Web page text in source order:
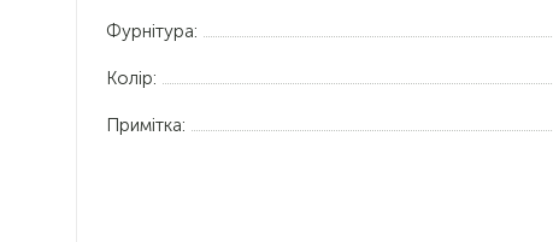
Фурнітура:
Колір:
Примітка: